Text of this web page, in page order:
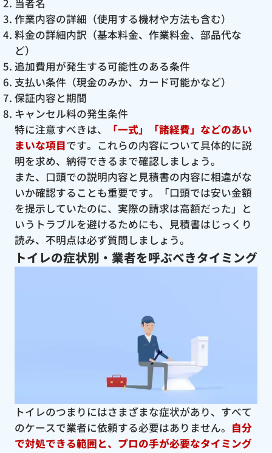
当者名
作業内容の詳細（使用する機材や方法も含む）
料金の詳細内訳（基本料金、作業料金、部品代な
ど）
追加費用が発生する可能性のある条件
支払い条件（現金のみか、カード可能かなど）
保証内容と期間
キャンセル料の発生条件
特に注意すべきは、
「一式」「諸経費」などのあい
まいな項目です。これらの内容について具体的に説
明を求め、納得できるまで確認しましょう。
また、口頭での説明内容と見積書の内容に相違がな
いか確認することも重要です。「口頭では安い金額
を提示していたのに、実際の請求は高額だった」と
いうトラブルを避けるためにも、見積書はじっくり
読み、不明点は必ず質問しましょう。
トイレの症状別・業者を呼ぶべきタイミング
トイレのつまりにはさまざまな症状があり、すべて
のケースで業者に依頼する必要はありません。 自分
で対処できる範囲と、プロの手が必要なタイミング